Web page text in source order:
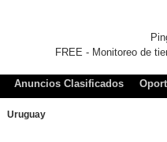
FREE - Monitoreo de
Anuncios Clasificados
Uruguay